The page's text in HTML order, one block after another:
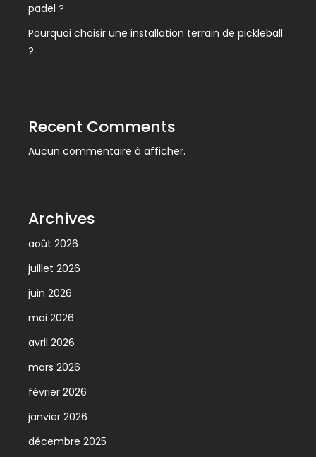
padel ?
Pourquoi choisir une installation terrain de pickleball
?
Recent Comments
Aucun commentaire à afficher.
Archives
août 2026
juillet 2026
juin 2026
mai 2026
avril 2026
mars 2026
février 2026
janvier 2026
décembre 2025